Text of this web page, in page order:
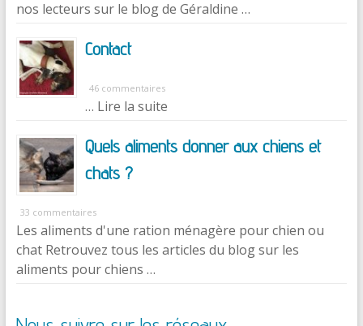
nos lecteurs sur le blog de Géraldine …
Contact
46 commentaires
… Lire la suite
Quels aliments donner aux chiens et
chats ?
33 commentaires
Les aliments d'une ration ménagère pour chien ou
chat Retrouvez tous les articles du blog sur les
aliments pour chiens …